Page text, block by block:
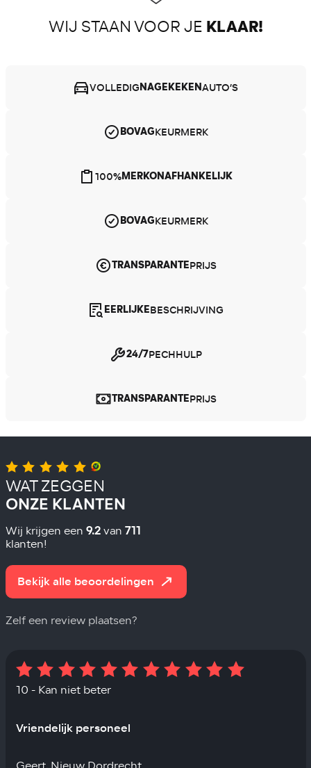
WIJ STAAN VOOR JE KLAAR!
VOLLEDIGNAGEKEKENAUTO’S
BOVAGKEURMERK
100%MERKONAFHANKELIJK
BOVAGKEURMERK
TRANSPARANTEPRIJS
EERLIJKEBESCHRIJVING
24/7PECHHULP
TRANSPARANTEPRIJS
WAT ZEGGEN
ONZE KLANTEN
Wij krijgen een 9.2van 711
klanten!
Bekijk alle beoordelingen
Zelf een review plaatsen?
10 - Kan niet beter
Vriendelijk personeel